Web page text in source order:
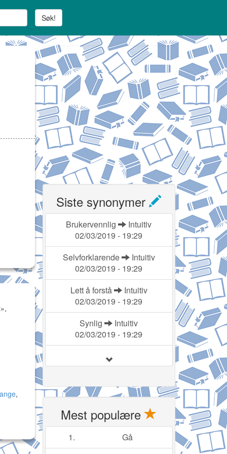
Søk!
,
Siste synonymer
Brukervennlig
Intuitiv
02/03/2019 - 19:29
Selvforklarende
Intuitiv
02/03/2019 - 19:29
Lett å forstå
Intuitiv
02/03/2019 - 19:29
Synlig
Intuitiv
02/03/2019 - 19:29
Mest populære
1.
Gå